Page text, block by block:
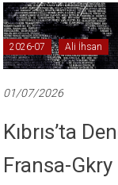
2026-07 Ali İhsan
01/07/2026
Kıbrıs’ta
Fransa-